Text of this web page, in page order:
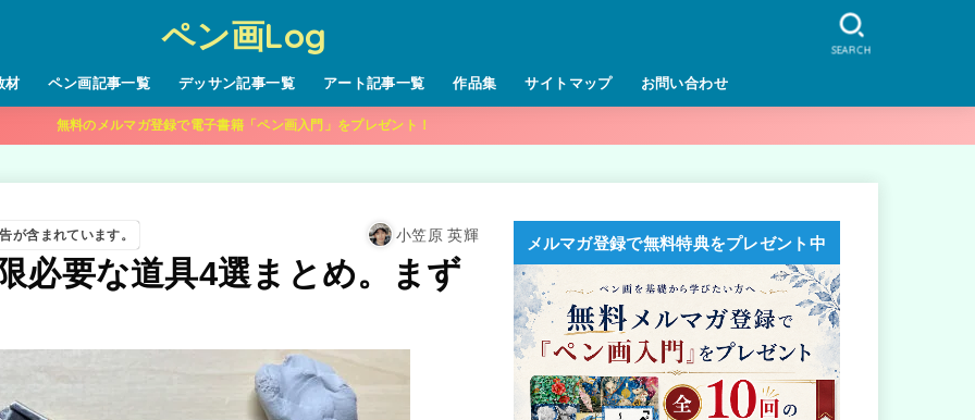
ペン画Log
材 ペン画記事一覧 デッサン記事一覧 アート記事一覧 作品集 サイトマップ お問い合わせ
SEARCH
無料のメルマガ登録で電子書籍「ペン画入門」をプレゼント！
が含まれています。 小笠原 英輝
必要な道具4選まとめ。まず
メルマガ登録で無料特典をプレゼント中